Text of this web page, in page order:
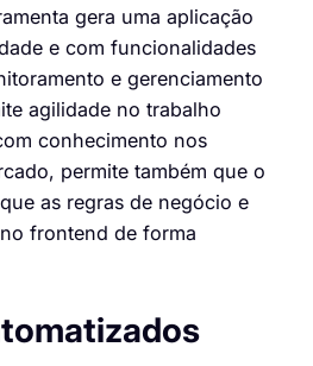
gera uma aplicação
e com funcionalidades
e gerenciamento
agilidade no trabalho
conhecimento nos
permite também que o
as regras de negócio e
frontend de forma